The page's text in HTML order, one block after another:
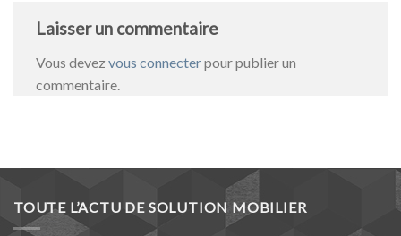
Laisser un commentaire
Vous devez vous connecterpour publier un
commentaire.
TOUTE L’ACTU DE SOLUTION MOBILIER